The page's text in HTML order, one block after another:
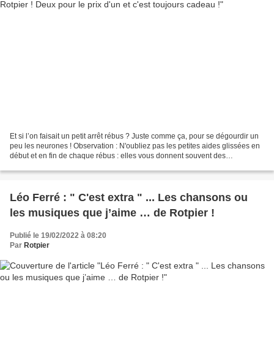
Et si l’on faisait un petit arrêt rébus ? Juste comme ça, pour se dégourdir un
peu les neurones ! Observation : N'oubliez pas les petites aides glissées en
début et en fin de chaque rébus : elles vous donnent souvent des
Léo Ferré : " C'est extra " ... Les chansons ou
les musiques que j’aime … de Rotpier !
Publié le 19/02/2022 à 08:20
Par Rotpier